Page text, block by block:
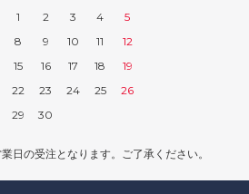
1
2 3 4
5
8 9 10 11
12
15 16 17 18
19
22 23 24 25
26
29 30
日の受注となります。ご了承ください。